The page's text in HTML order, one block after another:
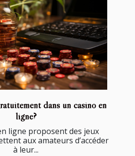
dans un casino en
ligne?
ligne proposent des jeux
aux amateurs d’accéder
à leur...